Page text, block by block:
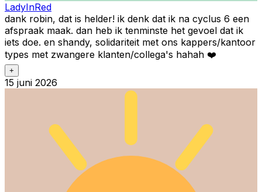
LadyInRed
dank robin, dat is helder! ik denk dat ik na cyclus 6 een
afspraak maak. dan heb ik tenminste het gevoel dat ik
iets doe. en shandy, solidariteit met ons kappers/kantoor
types met zwangere klanten/collega's hahah ❤️
+
15 juni 2026